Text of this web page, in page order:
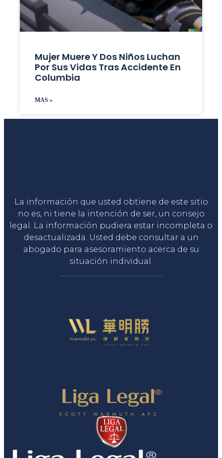
Mujer Muere Y Dos Niños Luchan
Por Sus Vidas Tras Accidente En
Columbia
MAS »
La información que usted obtiene de este sitio
no es, ni tiene la intención de ser, un consejo
legal. La información pudiera estar incompleta o
desactualizada. Usted debe consultar a un
abogado para asesoramiento acerca de su
situación individual.